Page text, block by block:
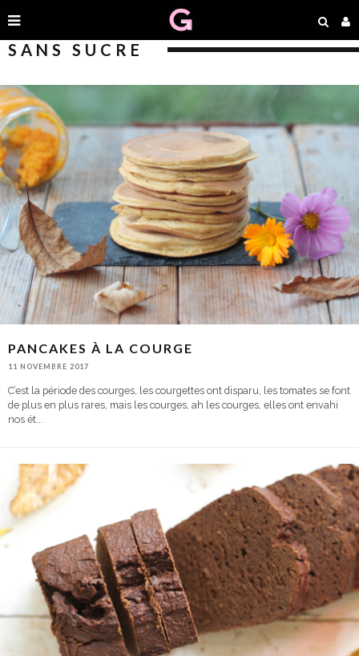
SANS SUCRE
PANCAKES À LA COURGE
11 NOVEMBRE 2017
C’est la période des courges, les courgettes ont disparu, les tomates se font
de plus en plus rares, mais les courges, ah les courges, elles ont envahi
nos ét